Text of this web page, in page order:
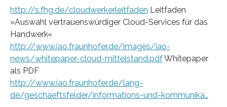
http://s.fhg.de/cloudwerkerleitfaden Leitfaden
»Auswahl vertrauenswürdiger Cloud-Services für das
Handwerk«
http://www.iao.fraunhofer.de/images/iao-
news/whitepaper-cloud-mittelstand.pdfWhitepaper
als PDF
http://www.iao.fraunhofer.de/lang-
de/geschaeftsfelder/informations-und-kommunika…